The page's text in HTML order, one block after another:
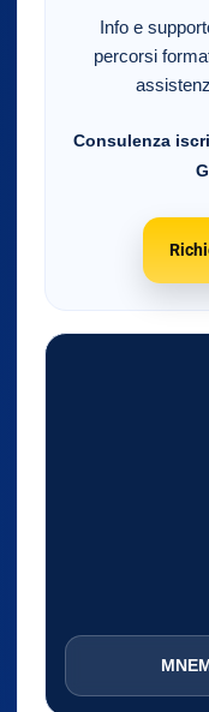
Info e
percorsi
Consulenza